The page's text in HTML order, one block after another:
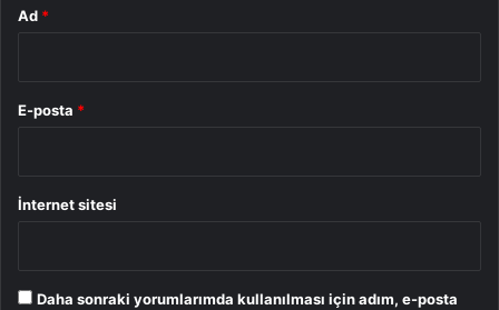
Ad *
E-posta *
İnternet sitesi
Daha sonraki yorumlarımda kullanılması için adım, e-posta